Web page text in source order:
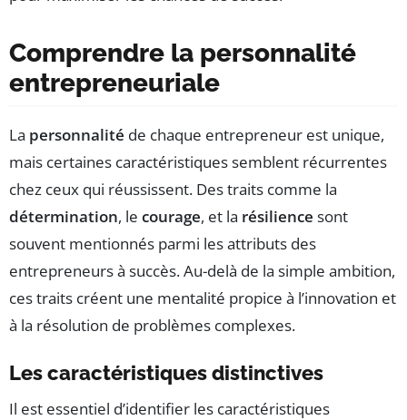
Comprendre la personnalité
entrepreneuriale
La personnalité de chaque entrepreneur est unique,
mais certaines caractéristiques semblent récurrentes
chez ceux qui réussissent. Des traits comme la
détermination, le courage, et la résilience sont
souvent mentionnés parmi les attributs des
entrepreneurs à succès. Au-delà de la simple ambition,
ces traits créent une mentalité propice à l’innovation et
à la résolution de problèmes complexes.
Les caractéristiques distinctives
Il est essentiel d’identifier les caractéristiques